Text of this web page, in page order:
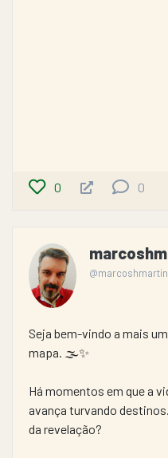
0 0
Seja bem-vindo a mais
mapa. 🌫️✨
Há momentos em que a
avança turvando
da revelação?